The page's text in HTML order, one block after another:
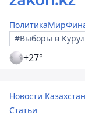
ПолитикаМир
#Выборы в
+27°
Новости
Статьи